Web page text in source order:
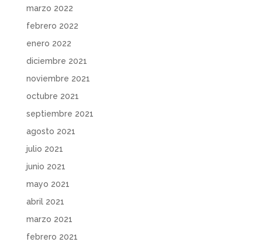
marzo 2022
febrero 2022
enero 2022
diciembre 2021
noviembre 2021
octubre 2021
septiembre 2021
agosto 2021
julio 2021
junio 2021
mayo 2021
abril 2021
marzo 2021
febrero 2021